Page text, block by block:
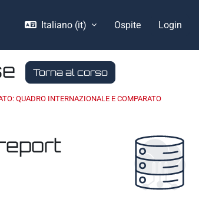
Italiano ‎(it)‎ Ospite Login
Torna al corso
QUADRO INTERNAZIONALE E COMPARATO